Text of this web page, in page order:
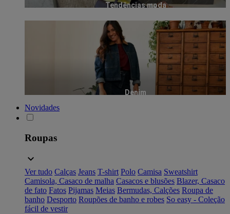
Tendências moda
Denim
Novidades
Roupas
Ver tudo Calças Jeans T-shirt Polo Camisa Sweatshirt
Camisola, Casaco de malha Casacos e blusões Blazer, Casaco
de fato Fatos Pijamas Meias Bermudas, Calções Roupa de
banho Desporto Roupões de banho e robes So easy - Coleção
fácil de vestir